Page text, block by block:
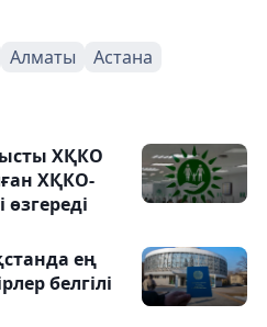
Алматы Астана
ХҚКО
ХҚКО-
ең
белгілі